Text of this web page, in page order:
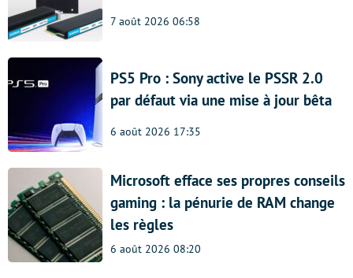
7 août 2026 06:58
PS5 Pro : Sony active le PSSR 2.0
par défaut via une mise à jour bêta
6 août 2026 17:35
Microsoft efface ses propres conseils
gaming : la pénurie de RAM change
les règles
6 août 2026 08:20